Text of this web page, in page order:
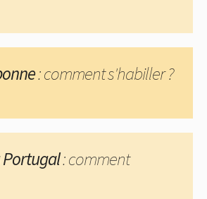
: comment s'habiller ?
Portugal: comment